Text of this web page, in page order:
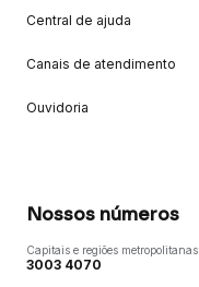
Central de ajuda
Canais de atendimento
Ouvidoria
Nossos números
Capitais e regiões metropolitanas
3003 4070